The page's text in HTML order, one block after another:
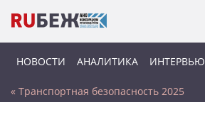
НОВОСТИ АНАЛИТИКА ИНТЕРВЬЮ
« Транспортная безопасность 2025